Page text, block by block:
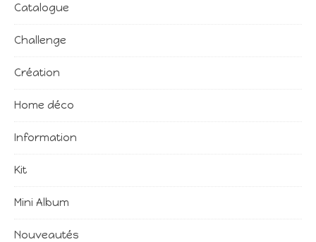
Catalogue
Challenge
Création
Home déco
Information
Kit
Mini Album
Nouveautés